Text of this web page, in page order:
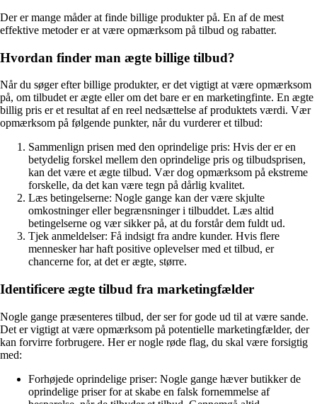
Der er mange måder at finde billige produkter på. En af de mest
effektive metoder er at være opmærksom på tilbud og rabatter.
Hvordan finder man ægte billige tilbud?
Når du søger efter billige produkter, er det vigtigt at være opmærksom
på, om tilbudet er ægte eller om det bare er en marketingfinte. En ægte
billig pris er et resultat af en reel nedsættelse af produktets værdi. Vær
opmærksom på følgende punkter, når du vurderer et tilbud:
Sammenlign prisen med den oprindelige pris: Hvis der er en
betydelig forskel mellem den oprindelige pris og tilbudsprisen,
kan det være et ægte tilbud. Vær dog opmærksom på ekstreme
forskelle, da det kan være tegn på dårlig kvalitet.
Læs betingelserne: Nogle gange kan der være skjulte
omkostninger eller begrænsninger i tilbuddet. Læs altid
betingelserne og vær sikker på, at du forstår dem fuldt ud.
Tjek anmeldelser: Få indsigt fra andre kunder. Hvis flere
mennesker har haft positive oplevelser med et tilbud, er
chancerne for, at det er ægte, større.
Identificere ægte tilbud fra marketingfælder
Nogle gange præsenteres tilbud, der ser for gode ud til at være sande.
Det er vigtigt at være opmærksom på potentielle marketingfælder, der
kan forvirre forbrugere. Her er nogle røde flag, du skal være forsigtig
med:
Forhøjede oprindelige priser: Nogle gange hæver butikker de
oprindelige priser for at skabe en falsk fornemmelse af